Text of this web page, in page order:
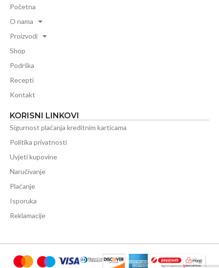
Početna
O nama
Proizvodi
Shop
Podrška
Recepti
Kontakt
KORISNI LINKOVI
Sigurnost plaćanja kreditnim karticama
Politika privatnosti
Uvjeti kupovine
Naručivanje
Plaćanje
Isporuka
Reklamacije